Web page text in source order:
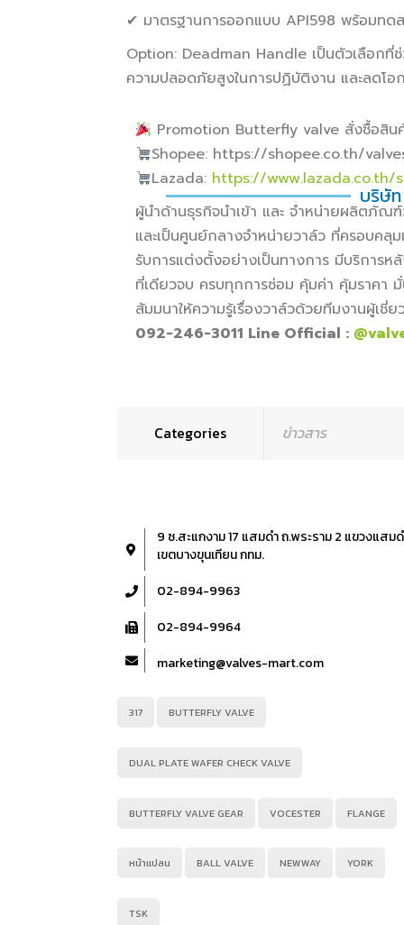
✔ มาตรฐานการออกแบบ API598 พร้อมทด
Option: Deadman Handle เป็นตัวเลือกที่
ความปลอดภัยสูงในการปฏิบัติงาน และลดโอ
Promotion Butterfly valve สั่งซื้อสิน
Shopee: https://shopee.co.th/
Lazada: https://www.lazada.co.th/
บริษั
ผู้นำด้านธุรกิจนำเข้า และ จำหน่ายผลิตภัณ
และเป็นศูนย์กลางจำหน่ายวาล์ว ที่ครอบคลุ
รับการแต่งตั้งอย่างเป็นทางการ มีบริการห
ที่เดียวจบ ครบทุกการซ่อม คุ้มค่า คุ้มราคา
สัมมนาให้ความรู้เรื่องวาล์วด้วยทีมงานผู้เชี่
092-246-3011 Line Official :
Categories ข่าวสาร
9 ซ.สะแกงาม 17 แสมดำ ถ.พระราม 2 แขวงแสม
เขตบางขุนเทียน กทม.
02-894-9963
02-894-9964
marketing@valves-mart.com
317 BUTTERFLY VALVE
DUAL PLATE WAFER CHECK VALVE
BUTTERFLY VALVE GEAR VOCESTER FLANGE
หน้าแปลน BALL VALVE NEWWAY YORK
TSK